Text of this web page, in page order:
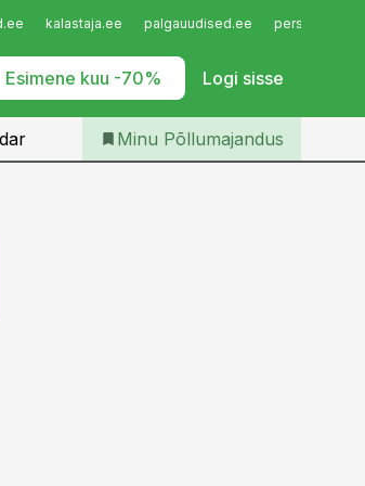
kalastaja.ee palgauudised.ee
Esimene kuu -70% Logi sisse
Iseteenindus
Telli Põllumajandus
Minu Põllumajandus